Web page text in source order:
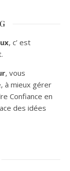
, c’ est
, vous
à mieux gérer
Confiance en
des idées